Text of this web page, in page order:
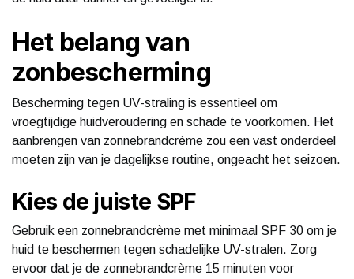
Het belang van
zonbescherming
Bescherming tegen UV-straling is essentieel om
vroegtijdige huidveroudering en schade te voorkomen. Het
aanbrengen van zonnebrandcrème zou een vast onderdeel
moeten zijn van je dagelijkse routine, ongeacht het seizoen.
Kies de juiste SPF
Gebruik een zonnebrandcrème met minimaal SPF 30 om je
huid te beschermen tegen schadelijke UV-stralen. Zorg
ervoor dat je de zonnebrandcrème 15 minuten voor